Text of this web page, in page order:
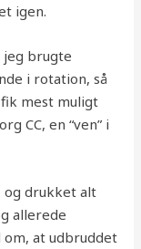
igen.
brugte
i rotation, så
mest muligt
CC, en “ven” i
og drukket alt
allerede
at udbruddet